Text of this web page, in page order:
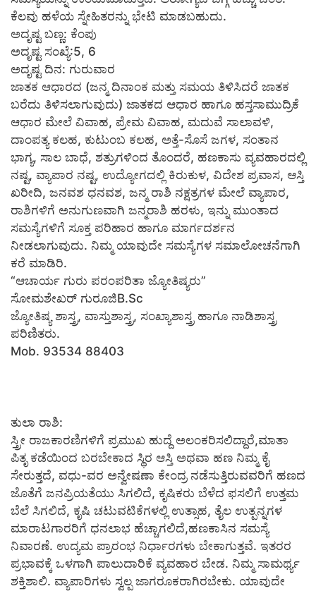
ಕೆಲವು ಹಳೆಯ ಸ್ನೇಹಿತರನ್ನು ಭೇಟಿ ಮಾಡಬಹುದು.
ಅದೃಷ್ಟ ಬಣ್ಣ: ಕೆಂಪು
ಅದೃಷ್ಟ ಸಂಖ್ಯೆ:5, 6
ಅದೃಷ್ಟ ದಿನ: ಗುರುವಾರ
ಜಾತಕ ಆಧಾರದ (ಜನ್ಮ ದಿನಾಂಕ ಮತ್ತು ಸಮಯ ತಿಳಿಸಿದರೆ ಜಾತಕ
ಬರೆದು ತಿಳಿಸಲಾಗುವುದು) ಜಾತಕದ ಆಧಾರ ಹಾಗೂ ಹಸ್ತಸಾಮುದ್ರಿಕೆ
ಆಧಾರ ಮೇಲೆ ವಿವಾಹ, ಪ್ರೇಮ ವಿವಾಹ, ಮದುವೆ ಸಾಲಾವಳಿ,
ದಾಂಪತ್ಯ ಕಲಹ, ಕುಟುಂಬ ಕಲಹ, ಅತ್ತೆ-ಸೊಸೆ ಜಗಳ, ಸಂತಾನ
ಭಾಗ್ಯ, ಸಾಲ ಬಾಧೆ, ಶತ್ರುಗಳಿಂದ ತೊಂದರೆ, ಹಣಕಾಸು ವ್ಯವಹಾರದಲ್ಲಿ
ನಷ್ಟ, ವ್ಯಾಪಾರ ನಷ್ಟ, ಉದ್ಯೋಗದಲ್ಲಿ ಕಿರುಕುಳ, ವಿದೇಶ ಪ್ರವಾಸ, ಆಸ್ತಿ
ಖರೀದಿ, ಜನವಶ ಧನವಶ, ಜನ್ಮ ರಾಶಿ ನಕ್ಷತ್ರಗಳ ಮೇಲೆ ವ್ಯಾಪಾರ,
ರಾಶಿಗಳಿಗೆ ಅನುಗುಣವಾಗಿ ಜನ್ಮರಾಶಿ ಹರಳು, ಇನ್ನು ಮುಂತಾದ
ಸಮಸ್ಯೆಗಳಿಗೆ ಸೂಕ್ತ ಪರಿಹಾರ ಹಾಗೂ ಮಾರ್ಗದರ್ಶನ
ನೀಡಲಾಗುವುದು. ನಿಮ್ಮ ಯಾವುದೇ ಸಮಸ್ಯೆಗಳ ಸಮಾಲೋಚನೆಗಾಗಿ
ಕರೆ ಮಾಡಿರಿ.
“ಆಚಾರ್ಯ ಗುರು ಪರಂಪರಿತಾ ಜ್ಯೋತಿಷ್ಯರು”
ಸೋಮಶೇಖರ್ ಗುರೂಜಿB.Sc
ಜ್ಯೋತಿಷ್ಯ ಶಾಸ್ತ್ರ, ವಾಸ್ತುಶಾಸ್ತ್ರ, ಸಂಖ್ಯಾಶಾಸ್ತ್ರ ಹಾಗೂ ನಾಡಿಶಾಸ್ತ್ರ
ಪರಿಣಿತರು.
Mob. 93534 88403
ತುಲಾ ರಾಶಿ:
ಸ್ತ್ರೀ ರಾಜಕಾರಣಿಗಳಿಗೆ ಪ್ರಮುಖ ಹುದ್ದೆ ಅಲಂಕರಿಸಲಿದ್ದಾರೆ,ಮಾತಾ
ಪಿತೃ ಕಡೆಯಿಂದ ಬರಬೇಕಾದ ಸ್ಥಿರ ಆಸ್ತಿ ಅಥವಾ ಹಣ ನಿಮ್ಮ ಕೈ
ಸೇರುತ್ತದೆ, ವಧು-ವರ ಅನ್ವೇಷಣಾ ಕೇಂದ್ರ ನಡೆಸುತ್ತಿರುವವರಿಗೆ ಹಣದ
ಜೊತೆಗೆ ಜನಪ್ರಿಯತೆಯು ಸಿಗಲಿದೆ, ಕೃಷಿಕರು ಬೆಳೆದ ಫಸಲಿಗೆ ಉತ್ತಮ
ಬೆಲೆ ಸಿಗಲಿದೆ, ಕೃಷಿ ಚಟುವಟಿಕೆಗಳಲ್ಲಿ ಉತ್ಸಾಹ, ತೈಲ ಉತ್ಪನ್ನಗಳ
ಮಾರಾಟಗಾರರಿಗೆ ಧನಲಾಭ ಹೆಚ್ಚಾಗಲಿದೆ,ಹಣಕಾಸಿನ ಸಮಸ್ಯೆ
ನಿವಾರಣೆ. ಉದ್ಯಮ ಪ್ರಾರಂಭ ನಿರ್ಧಾರಗಳು ಬೇಕಾಗುತ್ತವೆ. ಇತರರ
ಪ್ರಭಾವಕ್ಕೆ ಒಳಗಾಗಿ ಪಾಲುದಾರಿಕೆ ವ್ಯವಹಾರ ಬೇಡ. ನಿಮ್ಮ ಸಾಮರ್ಥ್ಯ
ಶಕ್ತಿಶಾಲಿ. ವ್ಯಾಪಾರಿಗಳು ಸ್ವಲ್ಪ ಜಾಗರೂಕರಾಗಿರಬೇಕು. ಯಾವುದೇ